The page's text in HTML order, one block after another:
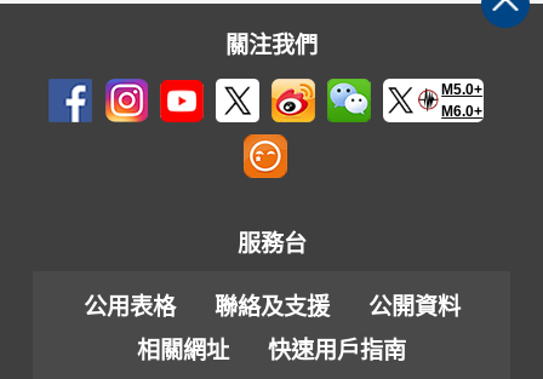
關注我們
M5.0+
M6.0+
服務台
公用表格 聯絡及支援
公開資料
相關網址
快速用戶指南